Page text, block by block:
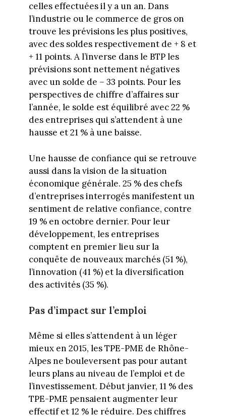
celles effectuées il y a un an. Dans
l’industrie ou le commerce de gros on
trouve les prévisions les plus positives,
avec des soldes respectivement de + 8 et
+ 11 points. A l’inverse dans le BTP les
prévisions sont nettement négatives
avec un solde de – 33 points. Pour les
perspectives de chiffre d’affaires sur
l’année, le solde est équilibré avec 22 %
des entreprises qui s’attendent à une
hausse et 21 % à une baisse.
Une hausse de confiance qui se retrouve
aussi dans la vision de la situation
économique générale. 25 % des chefs
d’entreprises interrogés manifestent un
sentiment de relative confiance, contre
19 % en octobre dernier. Pour leur
développement, les entreprises
comptent en premier lieu sur la
conquête de nouveaux marchés (51 %),
l’innovation (41 %) et la diversification
des activités (35 %).
Pas d’impact sur l’emploi
Même si elles s’attendent à un léger
mieux en 2015, les TPE-PME de Rhône-
Alpes ne bouleversent pas pour autant
leurs plans au niveau de l’emploi et de
l’investissement. Début janvier, 11 % des
TPE-PME pensaient augmenter leur
effectif et 12 % le réduire. Des chiffres